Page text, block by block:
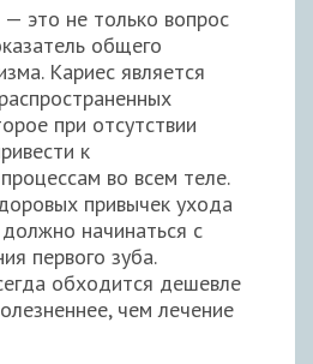
— это не только вопрос
общего
Кариес является
при отсутствии
к
во всем теле.
привычек ухода
начинаться с
первого зуба.
обходится дешевле
чем лечение